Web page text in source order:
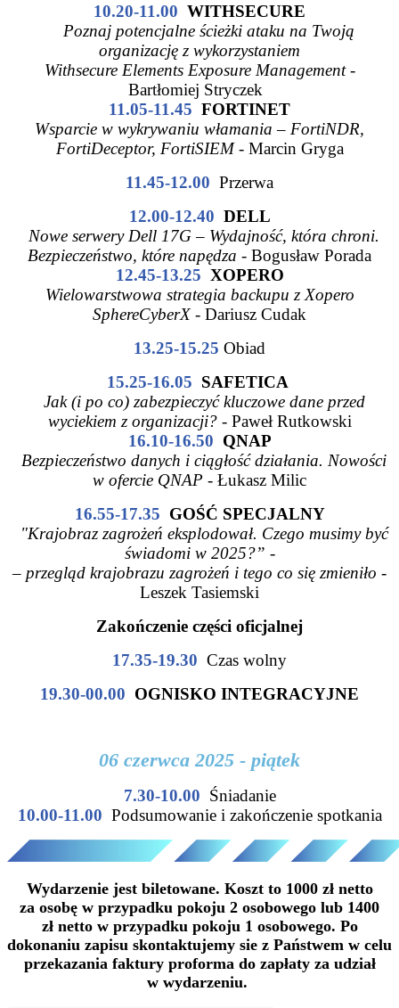
10.20-11.00 WITHSECURE
Poznaj potencjalne ścieżki ataku na Twoją
organizację z wykorzystaniem
Withsecure Elements Exposure Management -
Bartłomiej Stryczek
11.05-11.45 FORTINET
Wsparcie w wykrywaniu włamania – FortiNDR,
FortiDeceptor, FortiSIEM- Marcin Gryga
11.45-12.00 Przerwa
12.00-12.40 DELL
Nowe serwery Dell 17G – Wydajność, która chroni.
Bezpieczeństwo, które napędza - Bogusław Porada
12.45-13.25 XOPERO
Wielowarstwowa strategia backupu z Xopero
SphereCyberX - Dariusz Cudak
13.25-15.25 Obiad
15.25-16.05 SAFETICA
Jak (i po co) zabezpieczyć kluczowe dane przed
wyciekiem z organizacji? - Paweł Rutkowski
16.10-16.50 QNAP
Bezpieczeństwo danych i ciągłość działania. Nowości
w ofercie QNAP - Łukasz Milic
16.55-17.35 GOŚĆ SPECJALNY
"Krajobraz zagrożeń eksplodował. Czego musimy być
świadomi w 2025?” -
– przegląd krajobrazu zagrożeń i tego co się zmieniło -
Leszek Tasiemski
Zakończenie części oficjalnej
17.35-19.30 Czas wolny
19.30-00.00 OGNISKO INTEGRACYJNE
06 czerwca 2025 - piątek
7.30-10.00 Śniadanie
10.00-11.00 Podsumowanie i zakończenie spotkania
Wydarzenie jest biletowane. Koszt to 1000 zł netto
za osobę w przypadku pokoju 2 osobowego lub 1400
zł netto w przypadku pokoju 1 osobowego. Po
dokonaniu zapisu skontaktujemy sie z Państwem w celu
przekazania faktury proforma do zapłaty za udział
w wydarzeniu.